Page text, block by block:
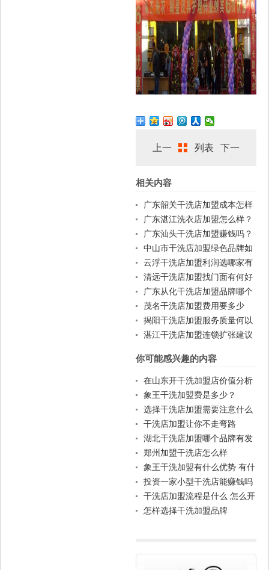
上一
篇
列表 下一
相关内容
广东韶关干洗店加盟成本怎样
控制？
广东湛江洗衣店加盟怎么样？
广东汕头干洗店加盟赚钱吗？
中山市干洗店加盟绿色品牌如
何？
云浮干洗店加盟利润选哪家有
优势？
清远干洗店加盟找门面有何好
建议？
广东从化干洗店加盟品牌哪个
好？
茂名干洗店加盟费用要多少
钱？
揭阳干洗店加盟服务质量何以
保证？
湛江干洗店加盟连锁扩张建议
你可能感兴趣的内容
在山东开干洗加盟店价值分析
象王干洗加盟费是多少？
选择干洗店加盟需要注意什么
干洗店加盟让你不走弯路
湖北干洗店加盟哪个品牌有发
展前途
郑州加盟干洗店怎么样
象王干洗加盟有什么优势 有什
么政策
投资一家小型干洗店能赚钱吗
干洗店加盟流程是什么 怎么开
店
怎样选择干洗加盟品牌